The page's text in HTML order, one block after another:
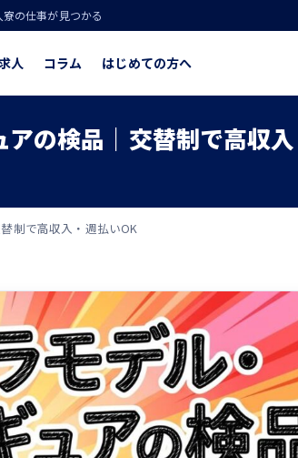
の仕事が見つかる
人 コラム はじめての方へ
アの検品｜交替制で高収
制で高収入・週払いOK